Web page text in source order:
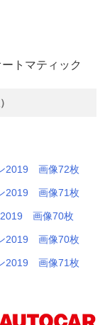
トマティック
2019 画像72枚
2019 画像71枚
2019 画像70枚
2019 画像70枚
2019 画像71枚